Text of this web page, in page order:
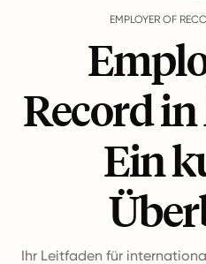
EMPLOYER OF
Record
Ein
Ihr Leitfaden für